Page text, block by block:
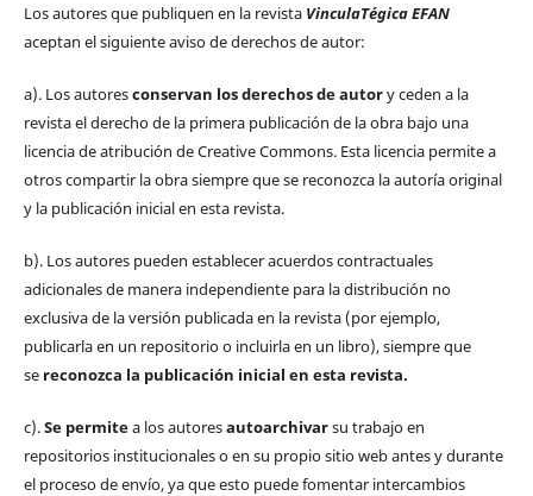
Los autores que publiquen en la revista VinculaTégica EFAN
aceptan el siguiente aviso de derechos de autor:
a). Los autoresconservan los derechos de autory ceden a la
revista el derecho de la primera publicación de la obra bajo una
licencia de atribución de Creative Commons. Esta licencia permite a
otros compartir la obra siempre que se reconozca la autoría original
y la publicación inicial en esta revista.
b). Los autores pueden establecer acuerdos contractuales
adicionales de manera independiente para la distribución no
exclusiva de la versión publicada en la revista (por ejemplo,
publicarla en un repositorio o incluirla en un libro), siempre que
sereconozca la publicación inicial en esta revista.
c).Se permitea los autoresautoarchivarsu trabajo en
repositorios institucionales o en su propio sitio web antes y durante
el proceso de envío, ya que esto puede fomentar intercambios